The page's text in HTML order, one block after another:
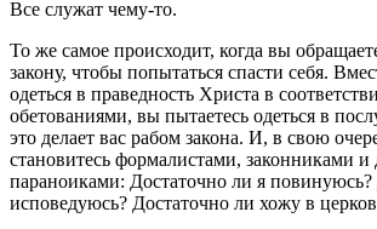
Все служат чему-то.
То же самое происходит, когда вы
закону, чтобы попытаться спасти себя.
одеться в праведность Христа в
обетованиями, вы пытаетесь одеться в
это делает вас рабом закона. И, в свою
становитесь формалистами, законниками и
параноиками: Достаточно ли я повинуюсь?
исповедуюсь? Достаточно ли хожу в